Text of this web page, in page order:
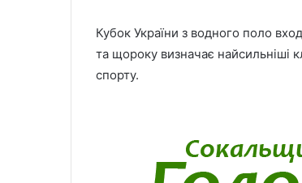
Кубок України з водного поло
та щороку визначає найсильніші
спорту.